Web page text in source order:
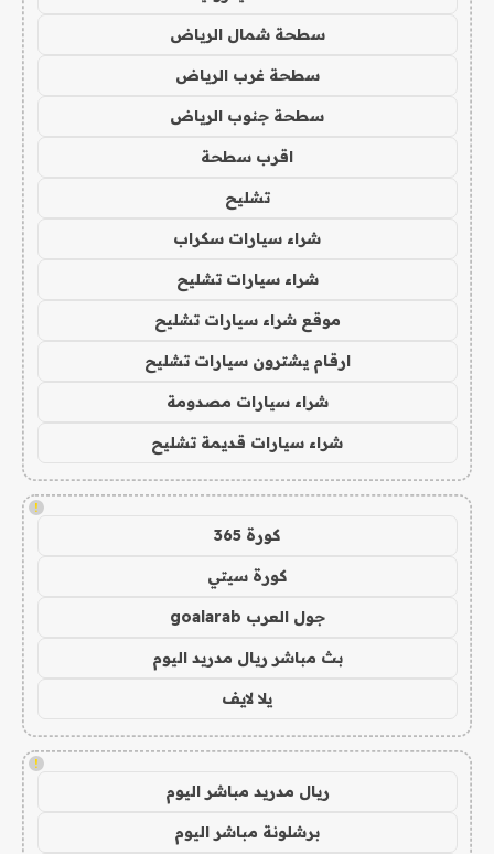
سطحة شمال الرياض
سطحة غرب الرياض
سطحة جنوب الرياض
اقرب سطحة
تشليح
شراء سيارات سكراب
شراء سيارات تشليح
موقع شراء سيارات تشليح
ارقام يشترون سيارات تشليح
شراء سيارات مصدومة
شراء سيارات قديمة تشليح
!
كورة 365
كورة سيتي
جول العرب goalarab
بث مباشر ريال مدريد اليوم
يلا لايف
!
ريال مدريد مباشر اليوم
برشلونة مباشر اليوم